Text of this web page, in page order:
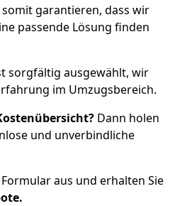
garantieren, dass wir
passende Lösung finden
sorgfältig ausgewählt, wir
im Umzugsbereich.
Dann holen
und unverbindliche
aus und erhalten Sie